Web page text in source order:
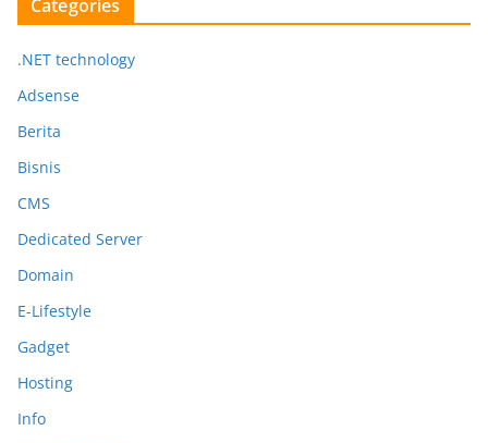
Categories
.NET technology
Adsense
Berita
Bisnis
CMS
Dedicated Server
Domain
E-Lifestyle
Gadget
Hosting
Info